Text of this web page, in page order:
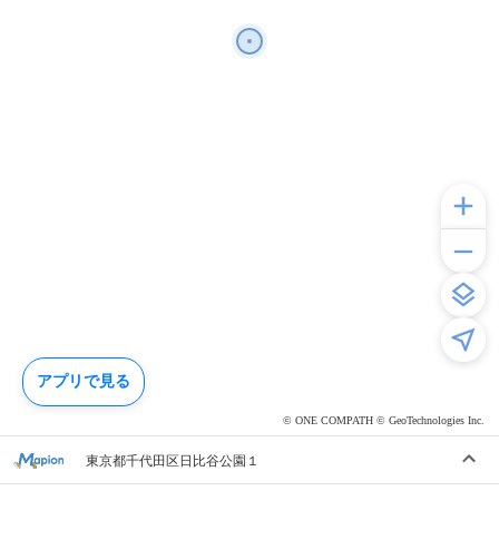
© ONE COMPATH © GeoTechnologies Inc.
東京都千代田区日比谷公園１
アプリで見る